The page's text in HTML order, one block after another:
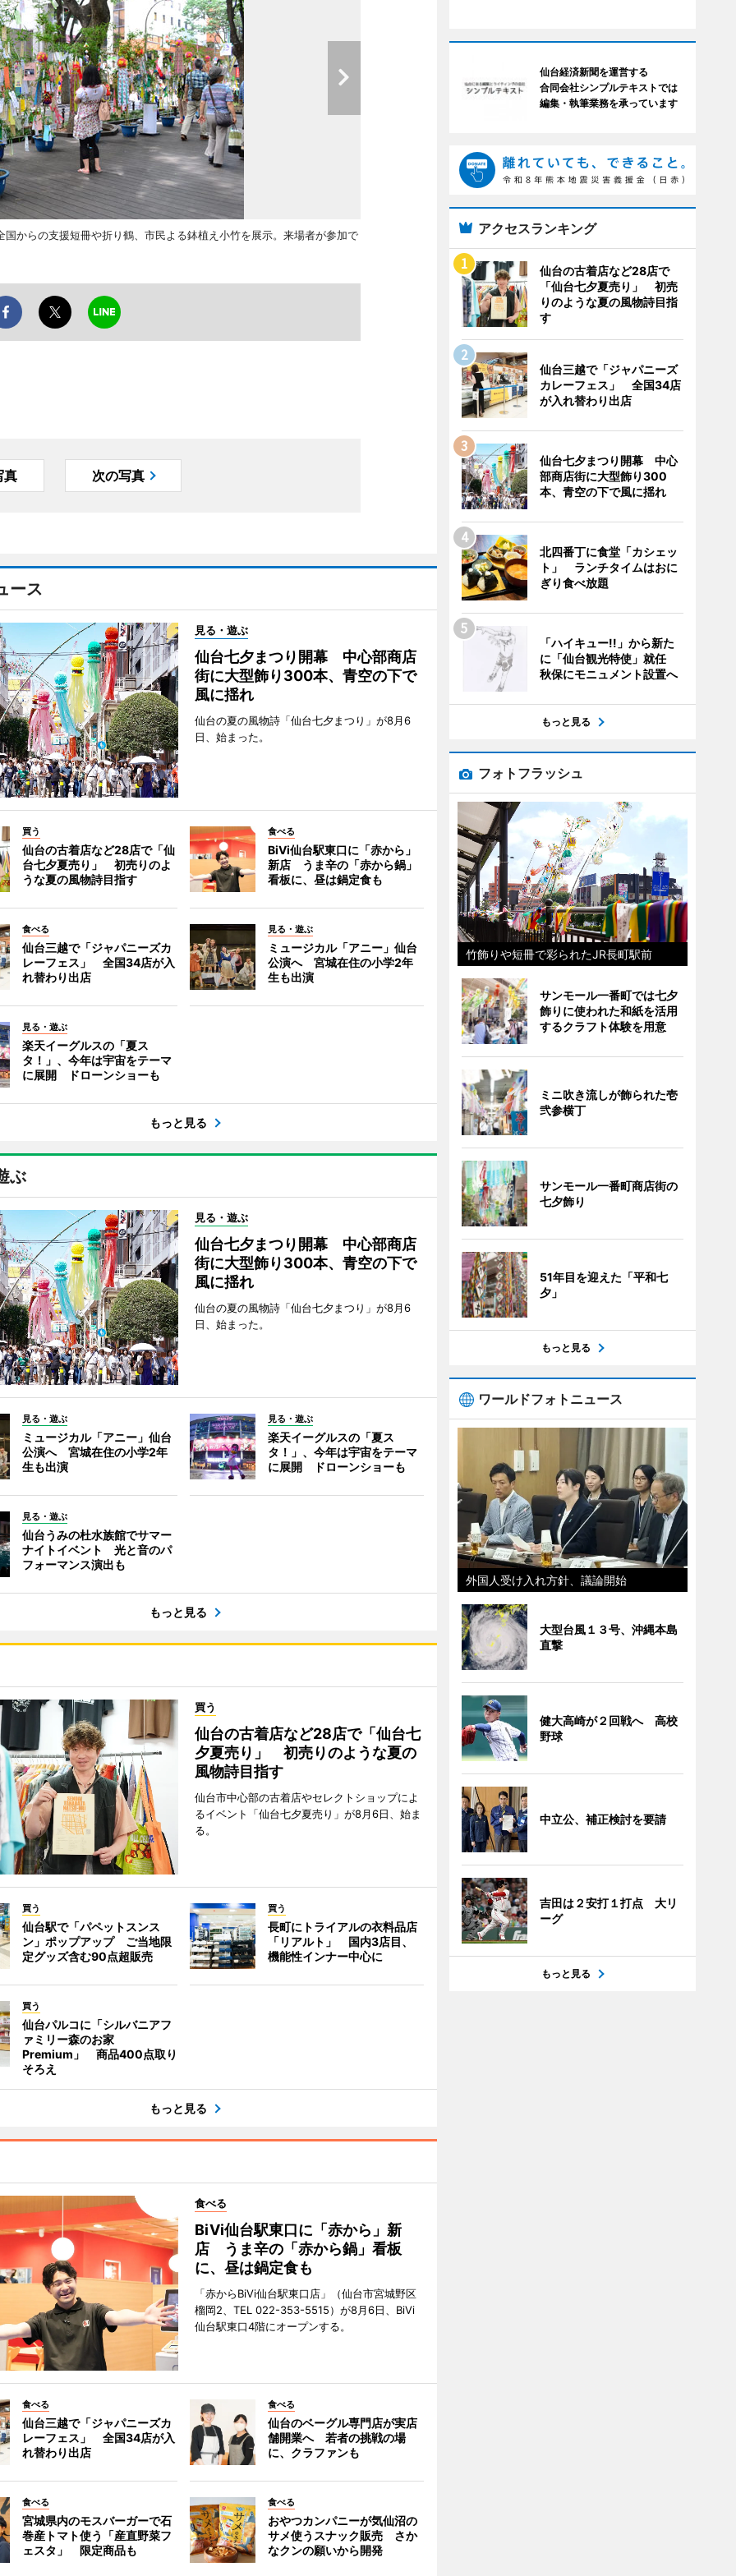
からの支援短冊や折り鶴、市民よる鉢植え小竹を展示。来場者が参加で
真 次の写真
ース
見る・遊ぶ
仙台七夕まつり開幕 中心部商店
街に大型飾り300本、青空の下で
風に揺れ
仙台の夏の風物詩「仙台七夕まつり」が8月6
日、始まった。
買う
仙台の古着店など28店で「仙
台七夕夏売り」 初売りのよ
うな夏の風物詩目指す
食べる
BiVi仙台駅東口に「赤から」
新店 うま辛の「赤から鍋」
看板に、昼は鍋定食も
食べる
仙台三越で「ジャパニーズカ
レーフェス」 全国34店が入
れ替わり出店
見る・遊ぶ
ミュージカル「アニー」仙台
公演へ 宮城在住の小学2年
生も出演
見る・遊ぶ
楽天イーグルスの「夏ス
タ！」、今年は宇宙をテーマ
に展開 ドローンショーも
もっと見る
ぶ
見る・遊ぶ
仙台七夕まつり開幕 中心部商店
街に大型飾り300本、青空の下で
風に揺れ
仙台の夏の風物詩「仙台七夕まつり」が8月6
日、始まった。
見る・遊ぶ
ミュージカル「アニー」仙台
公演へ 宮城在住の小学2年
生も出演
見る・遊ぶ
楽天イーグルスの「夏ス
タ！」、今年は宇宙をテーマ
に展開 ドローンショーも
見る・遊ぶ
仙台うみの杜水族館でサマー
ナイトイベント 光と音のパ
フォーマンス演出も
もっと見る
買う
仙台の古着店など28店で「仙台七
夕夏売り」 初売りのような夏の
風物詩目指す
仙台市中心部の古着店やセレクトショップによ
るイベント「仙台七夕夏売り」が8月6日、始ま
る。
買う
仙台駅で「パペットスンス
ン」ポップアップ ご当地限
定グッズ含む90点超販売
買う
長町にトライアルの衣料品店
「リアルト」 国内3店目、
機能性インナー中心に
買う
仙台パルコに「シルバニアフ
ァミリー森のお家
Premium」 商品400点取り
そろえ
もっと見る
食べる
BiVi仙台駅東口に「赤から」新
店 うま辛の「赤から鍋」看板
に、昼は鍋定食も
「赤からBiVi仙台駅東口店」（仙台市宮城野区
榴岡2、TEL 022-353-5515）が8月6日、BiVi
仙台駅東口4階にオープンする。
食べる
仙台三越で「ジャパニーズカ
レーフェス」 全国34店が入
れ替わり出店
食べる
仙台のベーグル専門店が実店
舗開業へ 若者の挑戦の場
に、クラファンも
食べる
宮城県内のモスバーガーで石
巻産トマト使う「産直野菜フ
ェスタ」 限定商品も
食べる
おやつカンパニーが気仙沼の
サメ使うスナック販売 さか
なクンの願いから開発
仙台経済新聞を運営する
合同会社シンプルテキストでは
編集・執筆業務を承っています
アクセスランキング
仙台の古着店など28店で
「仙台七夕夏売り」 初売
りのような夏の風物詩目指
す
仙台三越で「ジャパニーズ
カレーフェス」 全国34店
が入れ替わり出店
仙台七夕まつり開幕 中心
部商店街に大型飾り300
本、青空の下で風に揺れ
北四番丁に食堂「カシェッ
ト」 ランチタイムはおに
ぎり食べ放題
「ハイキュー!!」から新た
に「仙台観光特使」就任
秋保にモニュメント設置へ
もっと見る
フォトフラッシュ
竹飾りや短冊で彩られたJR長町駅前
サンモール一番町では七夕
飾りに使われた和紙を活用
するクラフト体験を用意
ミニ吹き流しが飾られた壱
弐参横丁
サンモール一番町商店街の
七夕飾り
51年目を迎えた「平和七
夕」
もっと見る
ワールドフォトニュース
外国人受け入れ方針、議論開始
大型台風１３号、沖縄本島
直撃
健大高崎が２回戦へ 高校
野球
中立公、補正検討を要請
吉田は２安打１打点 大リ
ーグ
もっと見る